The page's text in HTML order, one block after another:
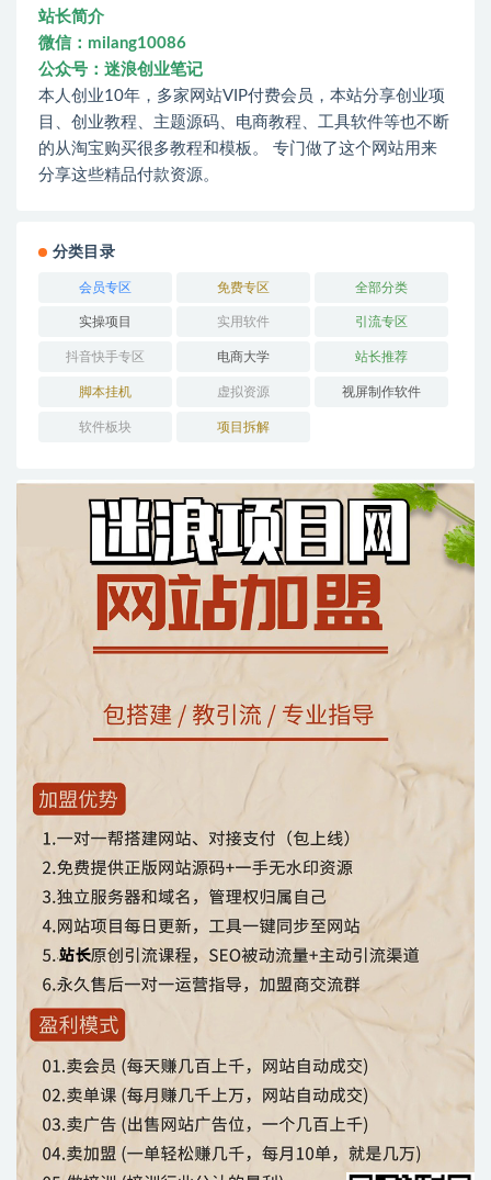
站长简介
微信：milang10086
公众号：迷浪创业笔记
本人创业10年，多家网站VIP付费会员，本站分享创业项
目、创业教程、主题源码、电商教程、工具软件等也不断
的从淘宝购买很多教程和模板。 专门做了这个网站用来
分享这些精品付款资源。
分类目录
会员专区 免费专区 全部分类
实操项目 实用软件 引流专区
抖音快手专区 电商大学 站长推荐
脚本挂机 虚拟资源 视屏制作软件
软件板块 项目拆解